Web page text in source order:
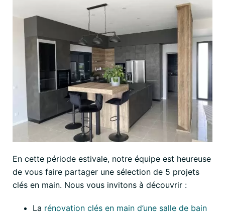
En cette période estivale, notre équipe est heureuse
de vous faire partager une sélection de 5 projets
clés en main. Nous vous invitons à découvrir :
La rénovation clés en main d’une salle de bain